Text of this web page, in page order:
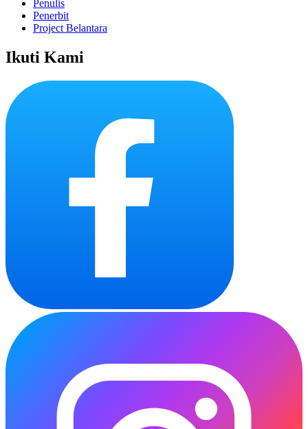
Penulis
Penerbit
Project Belantara
Ikuti Kami